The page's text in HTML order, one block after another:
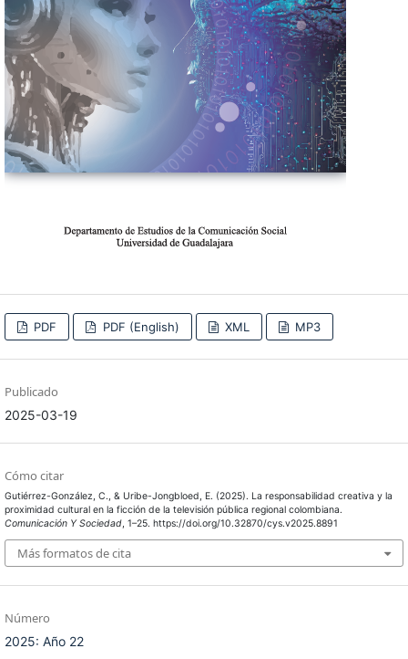
PDF PDF (English) XML MP3
Publicado
2025-03-19
Cómo citar
Gutiérrez-González, C., & Uribe-Jongbloed, E. (2025). La responsabilidad creativa y la
proximidad cultural en la ficción de la televisión pública regional colombiana.
Comunicación Y Sociedad, 1–25. https://doi.org/10.32870/cys.v2025.8891
Más formatos de cita
Número
2025: Año 22